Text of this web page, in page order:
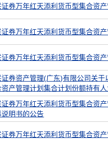
证券万年红天添利货币型集合资
证券万年红天添利货币型集合资
证券万年红天添利货币型集合资
证券资产管理(广东)有限公司关
资产管理计划集合计划份额持有
证券万年红天添利货币型集合资
说明书的公告
证券万年红天添利货币型集合资